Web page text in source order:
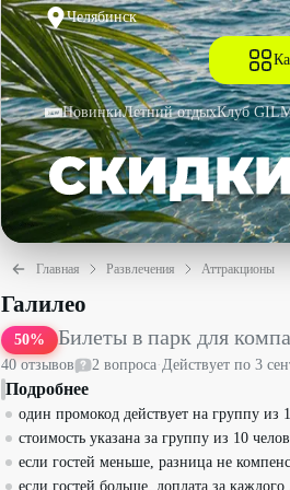
Челябинск
НовинкиЛетний отдыхКлуб
Главная Развлечения Аттракционы
Билеты в парк для компании из 10
Галилео
50% Билеты в парк для
40отзывов 2 вопроса·Действует по 3
Подробнее
один промокод действует на группу из
стоимость указана за группу из 10
если гостей меньше, разница не
если гостей больше, доплата за каждого